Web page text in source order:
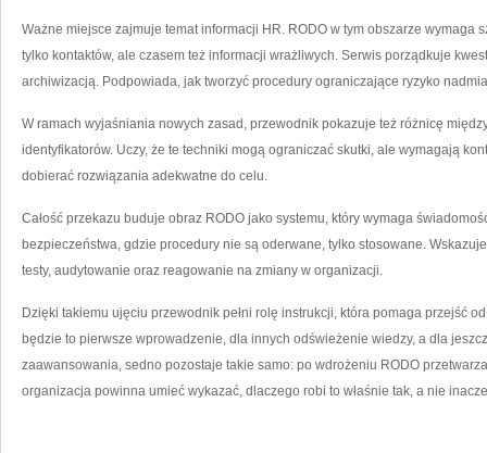
Ważne miejsce zajmuje temat informacji HR. RODO w tym obszarze wymaga
tylko kontaktów, ale czasem też informacji wrażliwych. Serwis porządkuje
archiwizacją. Podpowiada, jak tworzyć procedury ograniczające ryzyko
W ramach wyjaśniania nowych zasad, przewodnik pokazuje też różnicę
identyfikatorów. Uczy, że te techniki mogą ograniczać skutki, ale wymagają
dobierać rozwiązania adekwatne do celu.
Całość przekazu buduje obraz RODO jako systemu, który wymaga
bezpieczeństwa, gdzie procedury nie są oderwane, tylko stosowane.
testy, audytowanie oraz reagowanie na zmiany w organizacji.
Dzięki takiemu ujęciu przewodnik pełni rolę instrukcji, która pomaga przejść
będzie to pierwsze wprowadzenie, dla innych odświeżenie wiedzy, a dla
zaawansowania, sedno pozostaje takie samo: po wdrożeniu RODO
organizacja powinna umieć wykazać, dlaczego robi to właśnie tak, a nie